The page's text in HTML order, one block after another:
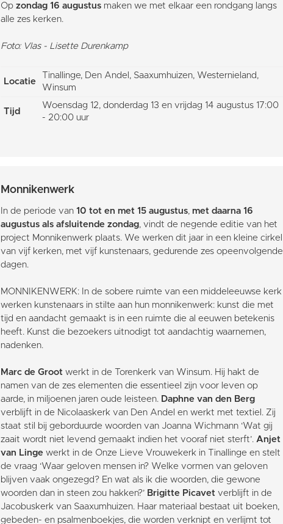
Op zondag 16 augustusmaken we met elkaar een rondgang langs
alle zes kerken.
Foto: Vlas - Lisette Durenkamp
Locatie
Tinallinge, Den Andel, Saaxumhuizen, Westernieland,
Winsum
Tijd
Woensdag 12, donderdag 13 en vrijdag 14 augustus 17:00
- 20:00 uur
Monnikenwerk
In de periode van 10 tot en met 15 augustus, met daarna 16
augustus als afsluitende zondag, vindt de negende editie van het
project Monnikenwerk plaats. We werken dit jaar in een kleine cirkel
van vijf kerken, met vijf kunstenaars, gedurende zes opeenvolgende
dagen.
MONNIKENWERK: In de sobere ruimte van een middeleeuwse kerk
werken kunstenaars in stilte aan hun monnikenwerk: kunst die met
tijd en aandacht gemaakt is in een ruimte die al eeuwen betekenis
heeft. Kunst die bezoekers uitnodigt tot aandachtig waarnemen,
nadenken.
Marc de Groot werkt in de Torenkerk van Winsum. Hij hakt de
namen van de zes elementen die essentieel zijn voor leven op
aarde, in miljoenen jaren oude leisteen. Daphne van den Berg
verblijft in de Nicolaaskerk van Den Andel en werkt met textiel. Zij
staat stil bij geborduurde woorden van Joanna Wichmann ‘Wat gij
zaait wordt niet levend gemaakt indien het vooraf niet sterft’. Anjet
van Linge werkt in de Onze Lieve Vrouwekerk in Tinallinge en stelt
de vraag ‘Waar geloven mensen in? Welke vormen van geloven
blijven vaak ongezegd? En wat als ik die woorden, die gewone
woorden dan in steen zou hakken?’ Brigitte Picavet verblijft in de
Jacobuskerk van Saaxumhuizen. Haar materiaal bestaat uit boeken,
gebeden- en psalmenboekjes, die worden verknipt en verlijmt tot